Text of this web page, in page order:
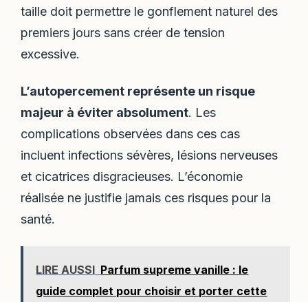
taille doit permettre le gonflement naturel des
premiers jours sans créer de tension
excessive.
L’autopercement représente un risque
majeur à éviter absolument. Les
complications observées dans ces cas
incluent infections sévères, lésions nerveuses
et cicatrices disgracieuses. L’économie
réalisée ne justifie jamais ces risques pour la
santé.
LIRE AUSSI Parfum supreme vanille : le
guide complet pour choisir et porter cette